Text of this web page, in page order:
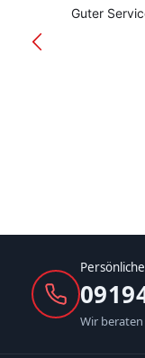
Guter
Wir